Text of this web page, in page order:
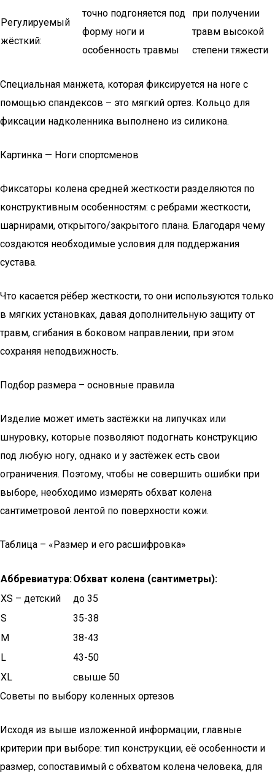
Регулируемый
жёсткий:
точно подгоняется под
форму ноги и
особенность травмы
при получении
травм высокой
степени тяжести
Специальная манжета, которая фиксируется на ноге с
помощью спандексов – это мягкий ортез. Кольцо для
фиксации надколенника выполнено из силикона.
Картинка — Ноги спортсменов
Фиксаторы колена средней жесткости разделяются по
конструктивным особенностям: с ребрами жесткости,
шарнирами, открытого/закрытого плана. Благодаря чему
создаются необходимые условия для поддержания
сустава.
Что касается рёбер жесткости, то они используются только
в мягких установках, давая дополнительную защиту от
травм, сгибания в боковом направлении, при этом
сохраняя неподвижность.
Подбор размера – основные правила
Изделие может иметь застёжки на липучках или
шнуровку, которые позволяют подогнать конструкцию
под любую ногу, однако и у застёжек есть свои
ограничения. Поэтому, чтобы не совершить ошибки при
выборе, необходимо измерять обхват колена
сантиметровой лентой по поверхности кожи.
Таблица – «Размер и его расшифровка»
Аббревиатура:Обхват колена (сантиметры):
XS – детский
до 35
S
35-38
M
38-43
L
43-50
XL
свыше 50
Советы по выбору коленных ортезов
Исходя из выше изложенной информации, главные
критерии при выборе: тип конструкции, её особенности и
размер, сопоставимый с обхватом колена человека, для